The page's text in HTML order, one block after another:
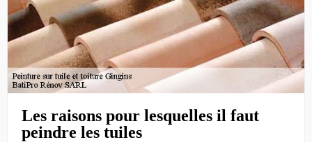
Les raisons pour lesquelles il faut
peindre les tuiles